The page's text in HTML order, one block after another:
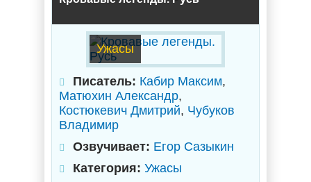
Ужасы
Писатель: Кабир Максим,
Матюхин Александр,
Костюкевич Дмитрий, Чубуков
Владимир
Озвучивает: Егор Сазыкин
Категория: Ужасы